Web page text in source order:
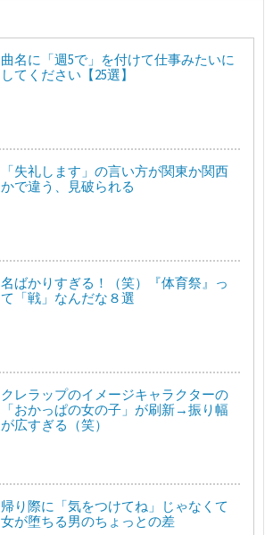
曲名に「週5で」を付けて仕事みたいに
してください【25選】
「失礼します」の言い方が関東か関西
かで違う、見破られる
名ばかりすぎる！（笑）『体育祭』っ
て「戦」なんだな８選
クレラップのイメージキャラクターの
「おかっぱの女の子」が刷新→振り幅
が広すぎる（笑）
帰り際に「気をつけてね」じゃなくて
女が堕ちる男のちょっとの差